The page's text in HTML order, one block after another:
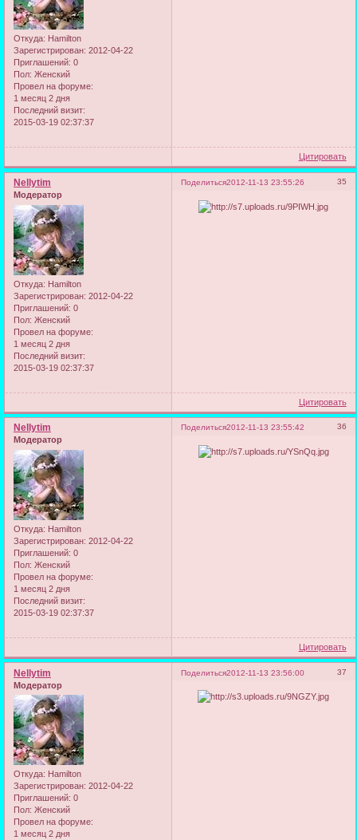
Откуда: Hamilton
Зарегистрирован: 2012-04-22
Приглашений: 0
Пол: Женский
Провел на форуме:
1 месяц 2 дня
Последний визит:
2015-03-19 02:37:37
Цитировать
Поделиться 35
2012-11-13 23:55:26
Nellytim
Модератор
Откуда: Hamilton
Зарегистрирован: 2012-04-22
Приглашений: 0
Пол: Женский
Провел на форуме:
1 месяц 2 дня
Последний визит:
2015-03-19 02:37:37
Цитировать
Поделиться 36
2012-11-13 23:55:42
Nellytim
Модератор
Откуда: Hamilton
Зарегистрирован: 2012-04-22
Приглашений: 0
Пол: Женский
Провел на форуме:
1 месяц 2 дня
Последний визит:
2015-03-19 02:37:37
Цитировать
Поделиться 37
2012-11-13 23:56:00
Nellytim
Модератор
Откуда: Hamilton
Зарегистрирован: 2012-04-22
Приглашений: 0
Пол: Женский
Провел на форуме:
1 месяц 2 дня